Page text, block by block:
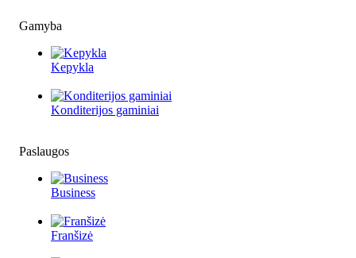
Gamyba
Kepykla
Konditerijos gaminiai
Paslaugos
Business
Franšizė